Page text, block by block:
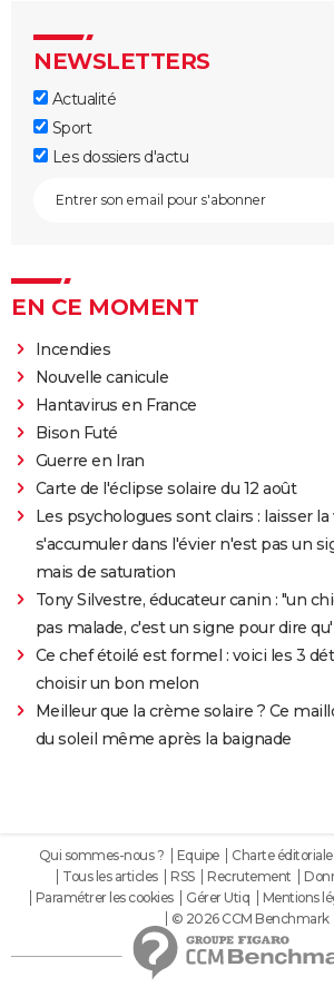
NEWSLETTERS
Actualité
Sport
Les dossiers d'actu
EN CE MOMENT
Incendies
Nouvelle canicule
Hantavirus en France
Bison Futé
Guerre en Iran
Carte de l'éclipse solaire du 12 août
Les psychologues sont clairs : laisser la
s'accumuler dans l'évier n'est pas un
mais de saturation
Tony Silvestre, éducateur canin : "un
pas malade, c'est un signe pour dire
Ce chef étoilé est formel : voici les 3
choisir un bon melon
Meilleur que la crème solaire ? Ce
du soleil même après la baignade
Qui sommes-nous ? Equipe Charte éditoriale
Tous les articles
RSS Recrutement
Paramétrer les cookies
Gérer Utiq Mentions
© 2026 CCM Benchmark